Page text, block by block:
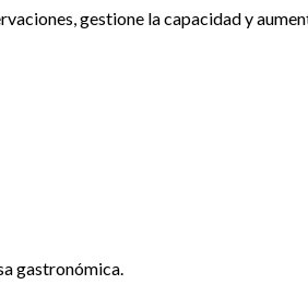
gestione la capacidad y
gastronómica.